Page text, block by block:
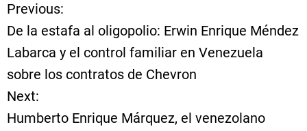
N
a
v
e
Previous:
De la estafa al oligopolio: Erwin Enrique Méndez
Labarca y el control familiar en Venezuela
sobre los contratos de Chevron
Next:
Humberto Enrique Márquez, el venezolano